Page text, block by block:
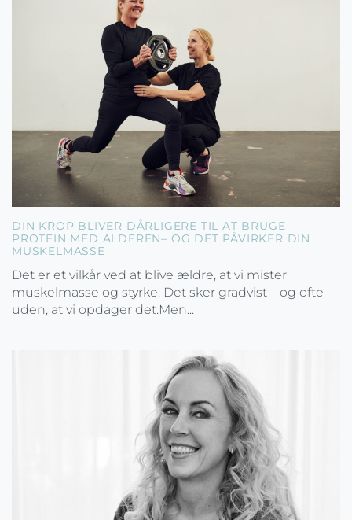
DIN KROP BLIVER DÅRLIGERE TIL AT BRUGE
PROTEIN MED ALDEREN– OG DET PÅVIRKER DIN
MUSKELMASSE
Det er et vilkår ved at blive ældre, at vi mister
muskelmasse og styrke. Det sker gradvist – og ofte
uden, at vi opdager det.Men...